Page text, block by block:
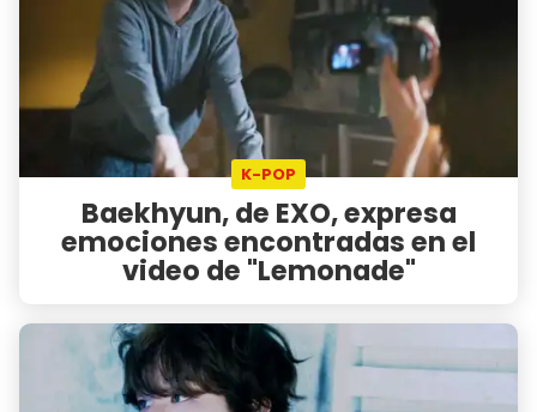
K-POP
Baekhyun, de EXO, expresa
emociones encontradas en el
video de "Lemonade"